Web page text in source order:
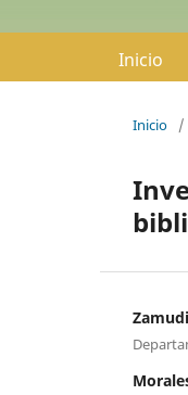
Inicio
Inicio /